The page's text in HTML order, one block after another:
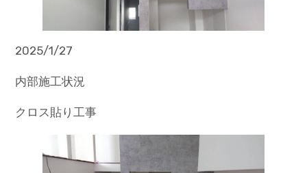
2025/1/27
内部施工状況
クロス貼り工事